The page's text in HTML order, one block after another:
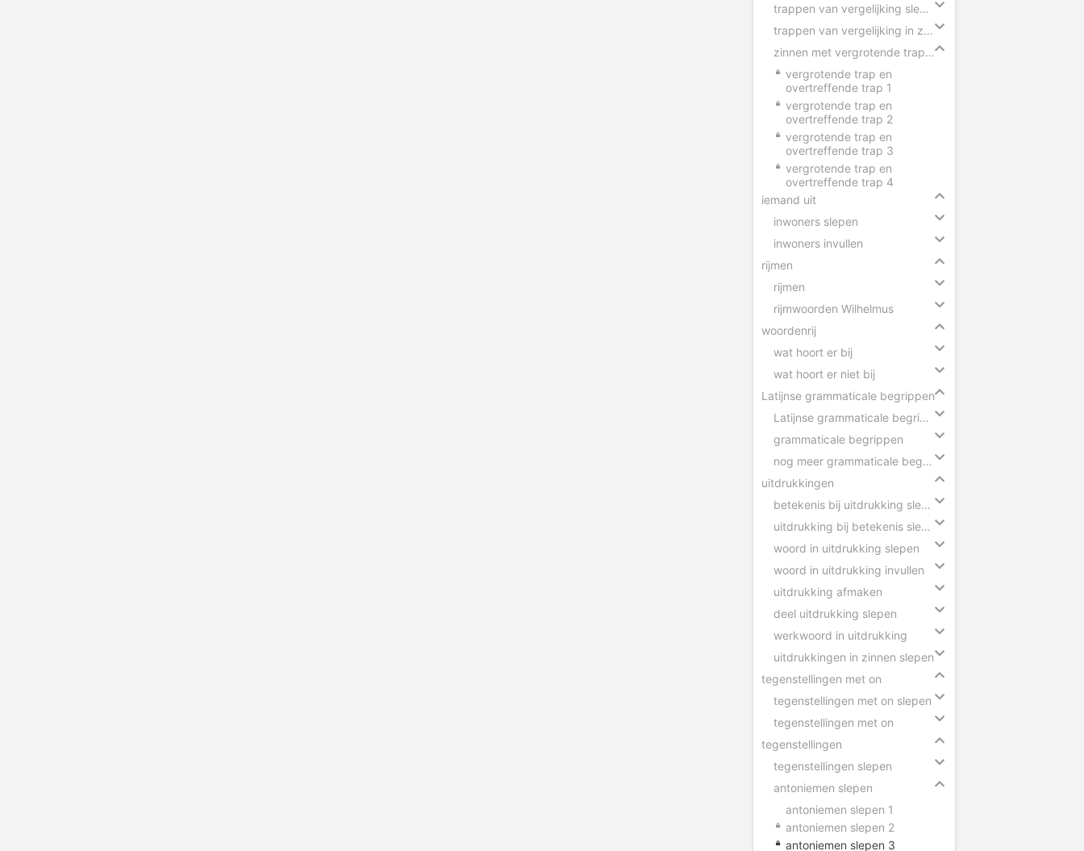
trappen van vergelijking slepen
trappen van vergelijking in zinnen
zinnen met vergrotende trap en overtreffende trap
vergrotende trap en
overtreffende trap 1
vergrotende trap en
overtreffende trap 2
vergrotende trap en
overtreffende trap 3
vergrotende trap en
overtreffende trap 4
iemand uit
inwoners slepen
inwoners invullen
rijmen
rijmen
rijmwoorden Wilhelmus
woordenrij
wat hoort er bij
wat hoort er niet bij
Latijnse grammaticale begrippen
Latijnse grammaticale begrippen slepen
grammaticale begrippen
nog meer grammaticale begrippen
uitdrukkingen
betekenis bij uitdrukking slepen
uitdrukking bij betekenis slepen
woord in uitdrukking slepen
woord in uitdrukking invullen
uitdrukking afmaken
deel uitdrukking slepen
werkwoord in uitdrukking
uitdrukkingen in zinnen slepen
tegenstellingen met on
tegenstellingen met on slepen
tegenstellingen met on
tegenstellingen
tegenstellingen slepen
antoniemen slepen
antoniemen slepen 1
antoniemen slepen 2
antoniemen slepen 3